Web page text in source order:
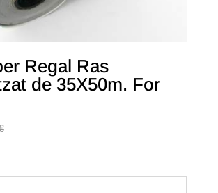
Regal Ras
de 35X50m. For